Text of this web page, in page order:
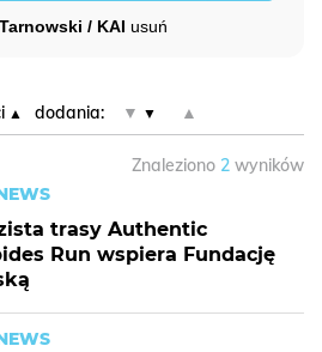
/ KAI usuń
dodania: ▼ ▲
Znaleziono 2 wyników
trasy Authentic
Run wspiera Fundację